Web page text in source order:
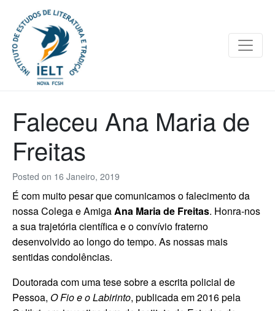
Posted on 16 Janeiro, 2019
Faleceu Ana Maria de
Freitas
É com muito pesar que comunicamos o falecimento da
nossa Colega e AmigaAna Maria de Freitas. Honra-nos
a sua trajetória científica e o convívio fraterno
desenvolvido ao longo do tempo. As nossas mais
sentidas condolências.
Doutorada com uma tese sobre a escrita policial de
Pessoa, O Fio e o Labirinto, publicada em 2016 pela